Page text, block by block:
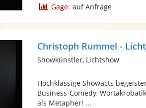
Gage: auf Anfrage
Christoph Rummel -
Showkünstler, Lichtshow
Hochklassige Showacts
Business-Comedy,
als Metapher! ...